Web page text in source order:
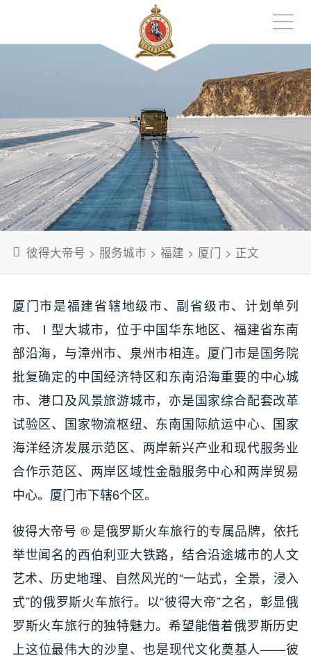
彼得大帝号 > 服务城市 > 福建 > 厦门 > 正文
厦门市是福建省辖地级市、副省级市、计划单列
市、Ⅰ型大城市，位于中国华东地区、福建省东南
部沿海，与漳州市、泉州市相连。厦门市是国务院
批复确定的中国经济特区和东南沿海重要的中心城
市、港口及风景旅游城市，亦是国家综合配套改革
试验区、国家物流枢纽、东南国际航运中心、国家
海洋经济发展示范区、两岸新兴产业和现代服务业
合作示范区、两岸区域性金融服务中心和两岸贸易
中心。厦门市下辖6个区。
彼得大帝号 ® 是俄罗斯火车旅行的专属品牌，依托
举世闻名的西伯利亚大铁路，结合沿途城市的人文
艺术、历史地理、自然风光的“一站式，全景，浸入
式”的俄罗斯火车旅行。以“彼得大帝”之名，彰显俄
罗斯火车旅行的独特魅力。希望能借着俄罗斯历史
上这位最伟大的沙皇、也是现代文化奠基人——彼